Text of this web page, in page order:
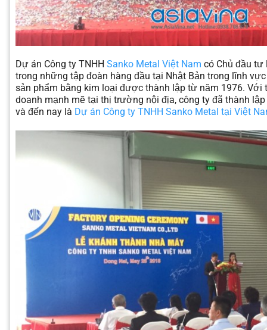
Dự án Công ty TNHH Sanko Metal Việt Nam có Chủ đầu
trong những tập đoàn hàng đầu tại Nhật Bản trong lĩnh
sản phẩm bằng kim loại được thành lập từ năm 1976. Với
doanh mạnh mẽ tại thị trường nội địa, công ty đã thành
và đến nay là Dự án Công ty TNHH Sanko Metal tại Việt